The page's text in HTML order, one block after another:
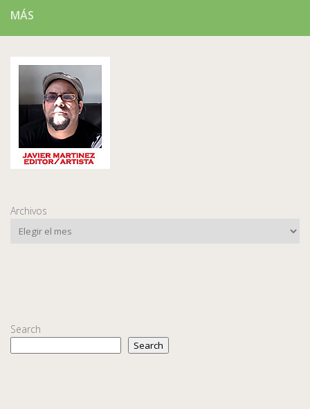
MÁS
Archivos
Search
Search